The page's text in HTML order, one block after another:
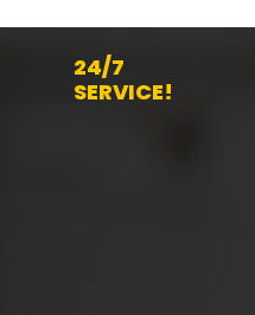
24/7
SERVICE!